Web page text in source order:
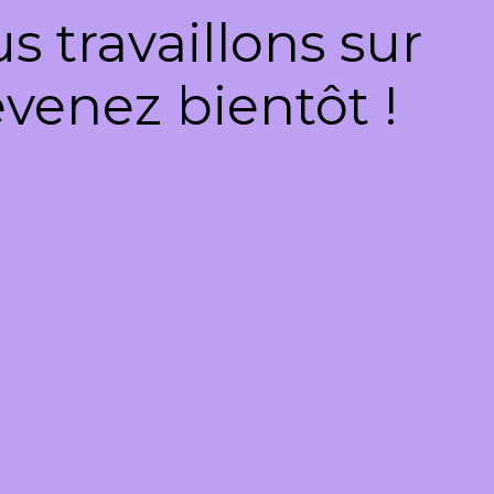
travaillons sur
bientôt !